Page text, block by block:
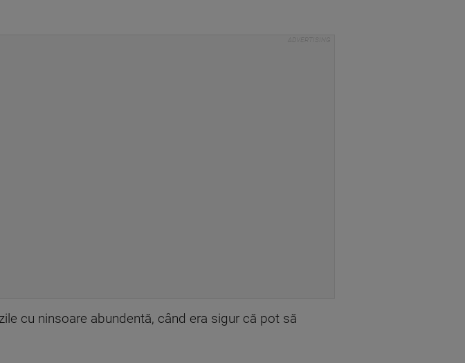
cu ninsoare abundentă, când era sigur că pot să